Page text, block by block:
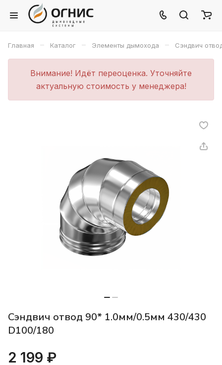
Главная – Каталог – Элементы дымохода – Сэндвич
Внимание! Идёт переоценка. Уточняйте
актуальную стоимость у менеджера!
Сэндвич отвод 90* 1.0мм/0.5мм 430/430
D100/180
2 199 ₽